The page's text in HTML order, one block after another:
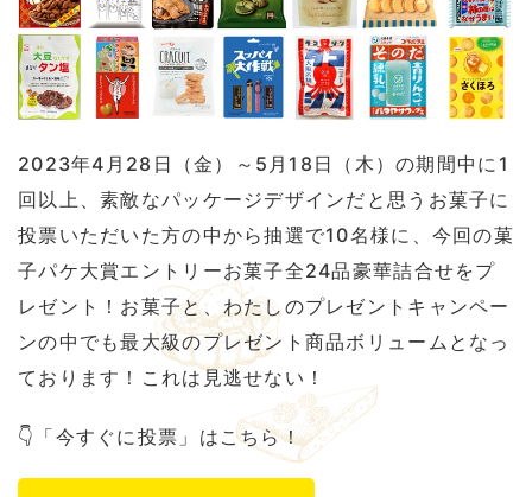
2023年4月28日（金）～5月18日（木）の期間中に1
回以上、素敵なパッケージデザインだと思うお菓子に
投票いただいた方の中から抽選で10名様に、今回の菓
子パケ大賞エントリーお菓子全24品豪華詰合せをプ
レゼント！お菓子と、わたしのプレゼントキャンペー
ンの中でも最大級のプレゼント商品ボリュームとなっ
ております！これは見逃せない！
👇「今すぐに投票」はこちら！